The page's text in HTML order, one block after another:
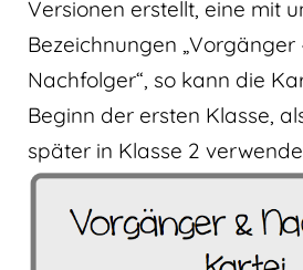
Versionen erstellt, eine mit
Bezeichnungen „Vorgänger
Nachfolger“, so kann die
Beginn der ersten Klasse,
später in Klasse 2